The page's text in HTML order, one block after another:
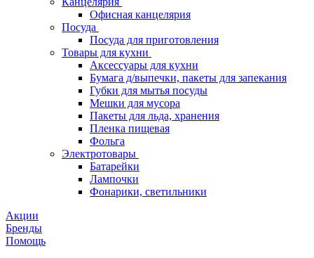
Офисная канцелярия
Посуда
Посуда для приготовления
Товары для кухни
Аксессуары для кухни
Бумага д/выпечки, пакеты для запекания
Губки для мытья посуды
Мешки для мусора
Пакеты для льда, хранения
Пленка пищевая
Фольга
Электротовары
Батарейки
Лампочки
Фонарики, светильники
Акции
Бренды
Помощь